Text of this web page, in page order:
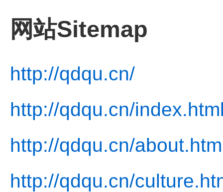
网站Sitemap
http://qdqu.cn/
http://qdqu.cn/
http://qdqu.cn/
http://qdqu.cn/